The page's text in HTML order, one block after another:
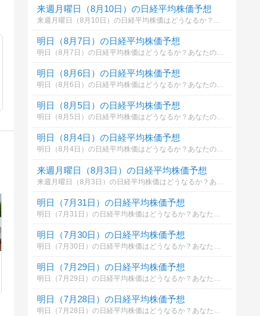
来週月曜日（8月10日）の日経平均株価予想
明日（8月7日）の日経平均株価予想
明日（8月7日）の日経平均株価はどうなるか？あなたの御意見を聞かせて下さい。勿論希望や勘でもかまいません。見るだけもＯＫ！
明日（8月6日）の日経平均株価予想
明日（8月6日）の日経平均株価はどうなるか？あなたの御意見を聞かせて下さい。勿論希望や勘でもかまいません。見るだけもＯＫ！
明日（8月5日）の日経平均株価予想
明日（8月5日）の日経平均株価はどうなるか？あなたの御意見を聞かせて下さい。勿論希望や勘でもかまいません。見るだけもＯＫ！
明日（8月4日）の日経平均株価予想
明日（8月4日）の日経平均株価はどうなるか？あなたの御意見を聞かせて下さい。勿論希望や勘でもかまいません。見るだけもＯＫ！
来週月曜日（8月3日）の日経平均株価予想
明日（7月31日）の日経平均株価予想
明日（7月30日）の日経平均株価予想
明日（7月30日）の日経平均株価はどうなるか？あなたの御意見を聞かせて下さい。勿論希望や勘でもかまいません。見るだけもＯＫ！
明日（7月29日）の日経平均株価予想
明日（7月29日）の日経平均株価はどうなるか？あなたの御意見を聞かせて下さい。勿論希望や勘でもかまいません。見るだけもＯＫ！
明日（7月28日）の日経平均株価予想
明日（7月28日）の日経平均株価はどうなるか？あなたの御意見を聞かせて下さい。勿論希望や勘でもかまいません。見るだけもＯＫ！